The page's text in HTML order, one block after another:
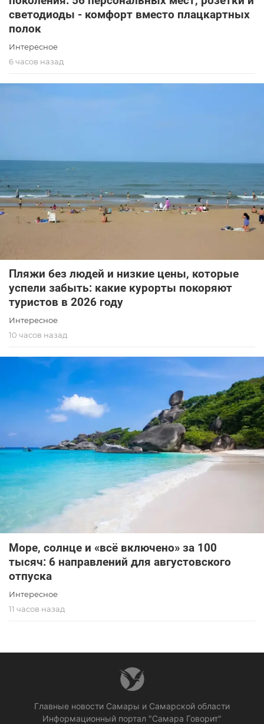
светодиоды - комфорт вместо плацкартных
полок
Интересное
6 часов назад
Пляжи без людей и низкие цены, которые
успели забыть: какие курорты покоряют
туристов в 2026 году
Интересное
10 часов назад
Море, солнце и «всё включено» за 100
тысяч: 6 направлений для августовского
отпуска
Интересное
11 часов назад
Главные новости Самары и Самарской области
Информационный портал "Самара Говорит"